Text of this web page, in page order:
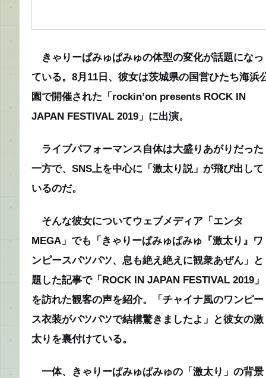
きゃりーぱみゅぱみゅの体型の変化が話題になっ
ている。8月11日、彼女は茨城県の国営ひたち海浜
園で開催された「rockin’on presents ROCK IN
JAPAN FESTIVAL 2019」に出演。
ライブパフォーマンス自体は大盛りあがりだった
一方で、SNS上を中心に「激太り説」が飛び出して
いるのだ。
そんな彼女についてウェブメディア「エンタ
MEGA」でも「きゃりーぱみゅぱみゅ『激太り』ワ
ンピースパツパツ、息も絶え絶えに観衆あぜん」と
題した記事で「ROCK IN JAPAN FESTIVAL 2019」
を訪れた観客の声を紹介。「チャイナ風のワンピー
ス衣装がパツパツで結構驚きましたよ」と彼女の激
太りを裏付けている。
一体、きゃりーぱみゅぱみゅの「激太り」の背景